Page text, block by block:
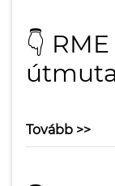
👇
Tovább >>